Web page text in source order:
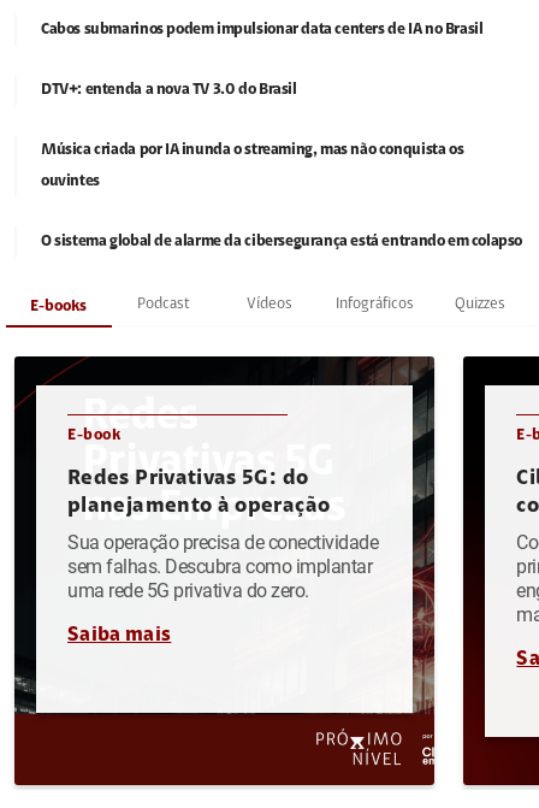
Cabos submarinos podem impulsionar data centers de IA no Brasil
DTV+: entenda a nova TV 3.0 do Brasil
Música criada por IA inunda o streaming, mas não conquista os
ouvintes
O sistema global de alarme da cibersegurança está entrando em colapso
E-books Podcast Vídeos Infográficos Quizzes
E-book
Redes Privativas 5G: do
planejamento à operação
Sua operação precisa de conectividade
sem falhas. Descubra como implantar
uma rede 5G privativa do zero.
Saiba mais
E-